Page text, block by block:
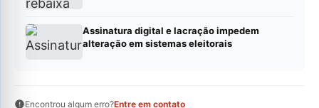
Assinatura digital e lacração impedem
alteração em sistemas eleitorais
Encontrou algum erro?Entre em contato